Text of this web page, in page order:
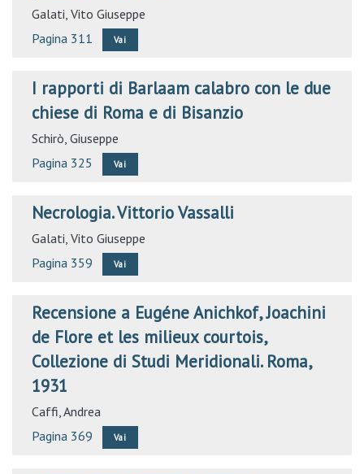
Galati, Vito Giuseppe
Pagina 311
Vai
I rapporti di Barlaam calabro con le due
chiese di Roma e di Bisanzio
Schirò, Giuseppe
Pagina 325
Vai
Necrologia. Vittorio Vassalli
Galati, Vito Giuseppe
Pagina 359
Vai
Recensione a Eugéne Anichkof, Joachini
de Flore et les milieux courtois,
Collezione di Studi Meridionali. Roma,
1931
Caffi, Andrea
Pagina 369
Vai